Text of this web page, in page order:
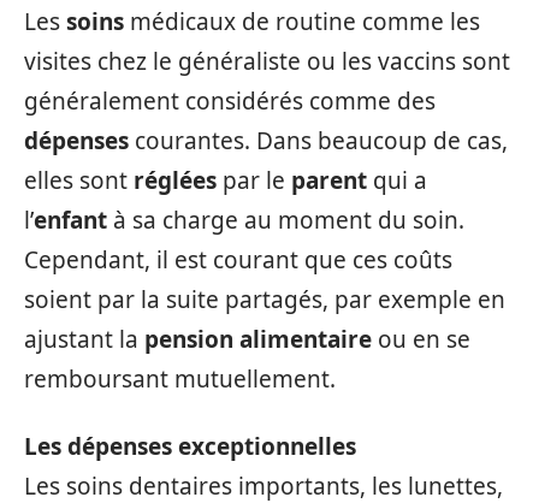
Lessoins médicaux de routine comme les
visites chez le généraliste ou les vaccins sont
généralement considérés comme des
dépenses courantes. Dans beaucoup de cas,
elles sont réglées par le parent qui a
l’enfant à sa charge au moment du soin.
Cependant, il est courant que ces coûts
soient par la suite partagés, par exemple en
ajustant la pension alimentaire ou en se
remboursant mutuellement.
Les dépenses exceptionnelles
Les soins dentaires importants, les lunettes,